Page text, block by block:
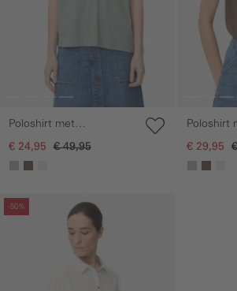
Poloshirt met
knoopsluiting
€ 24,95 € 49,95
Poloshirt
€ 29,95
-50%
overslaan